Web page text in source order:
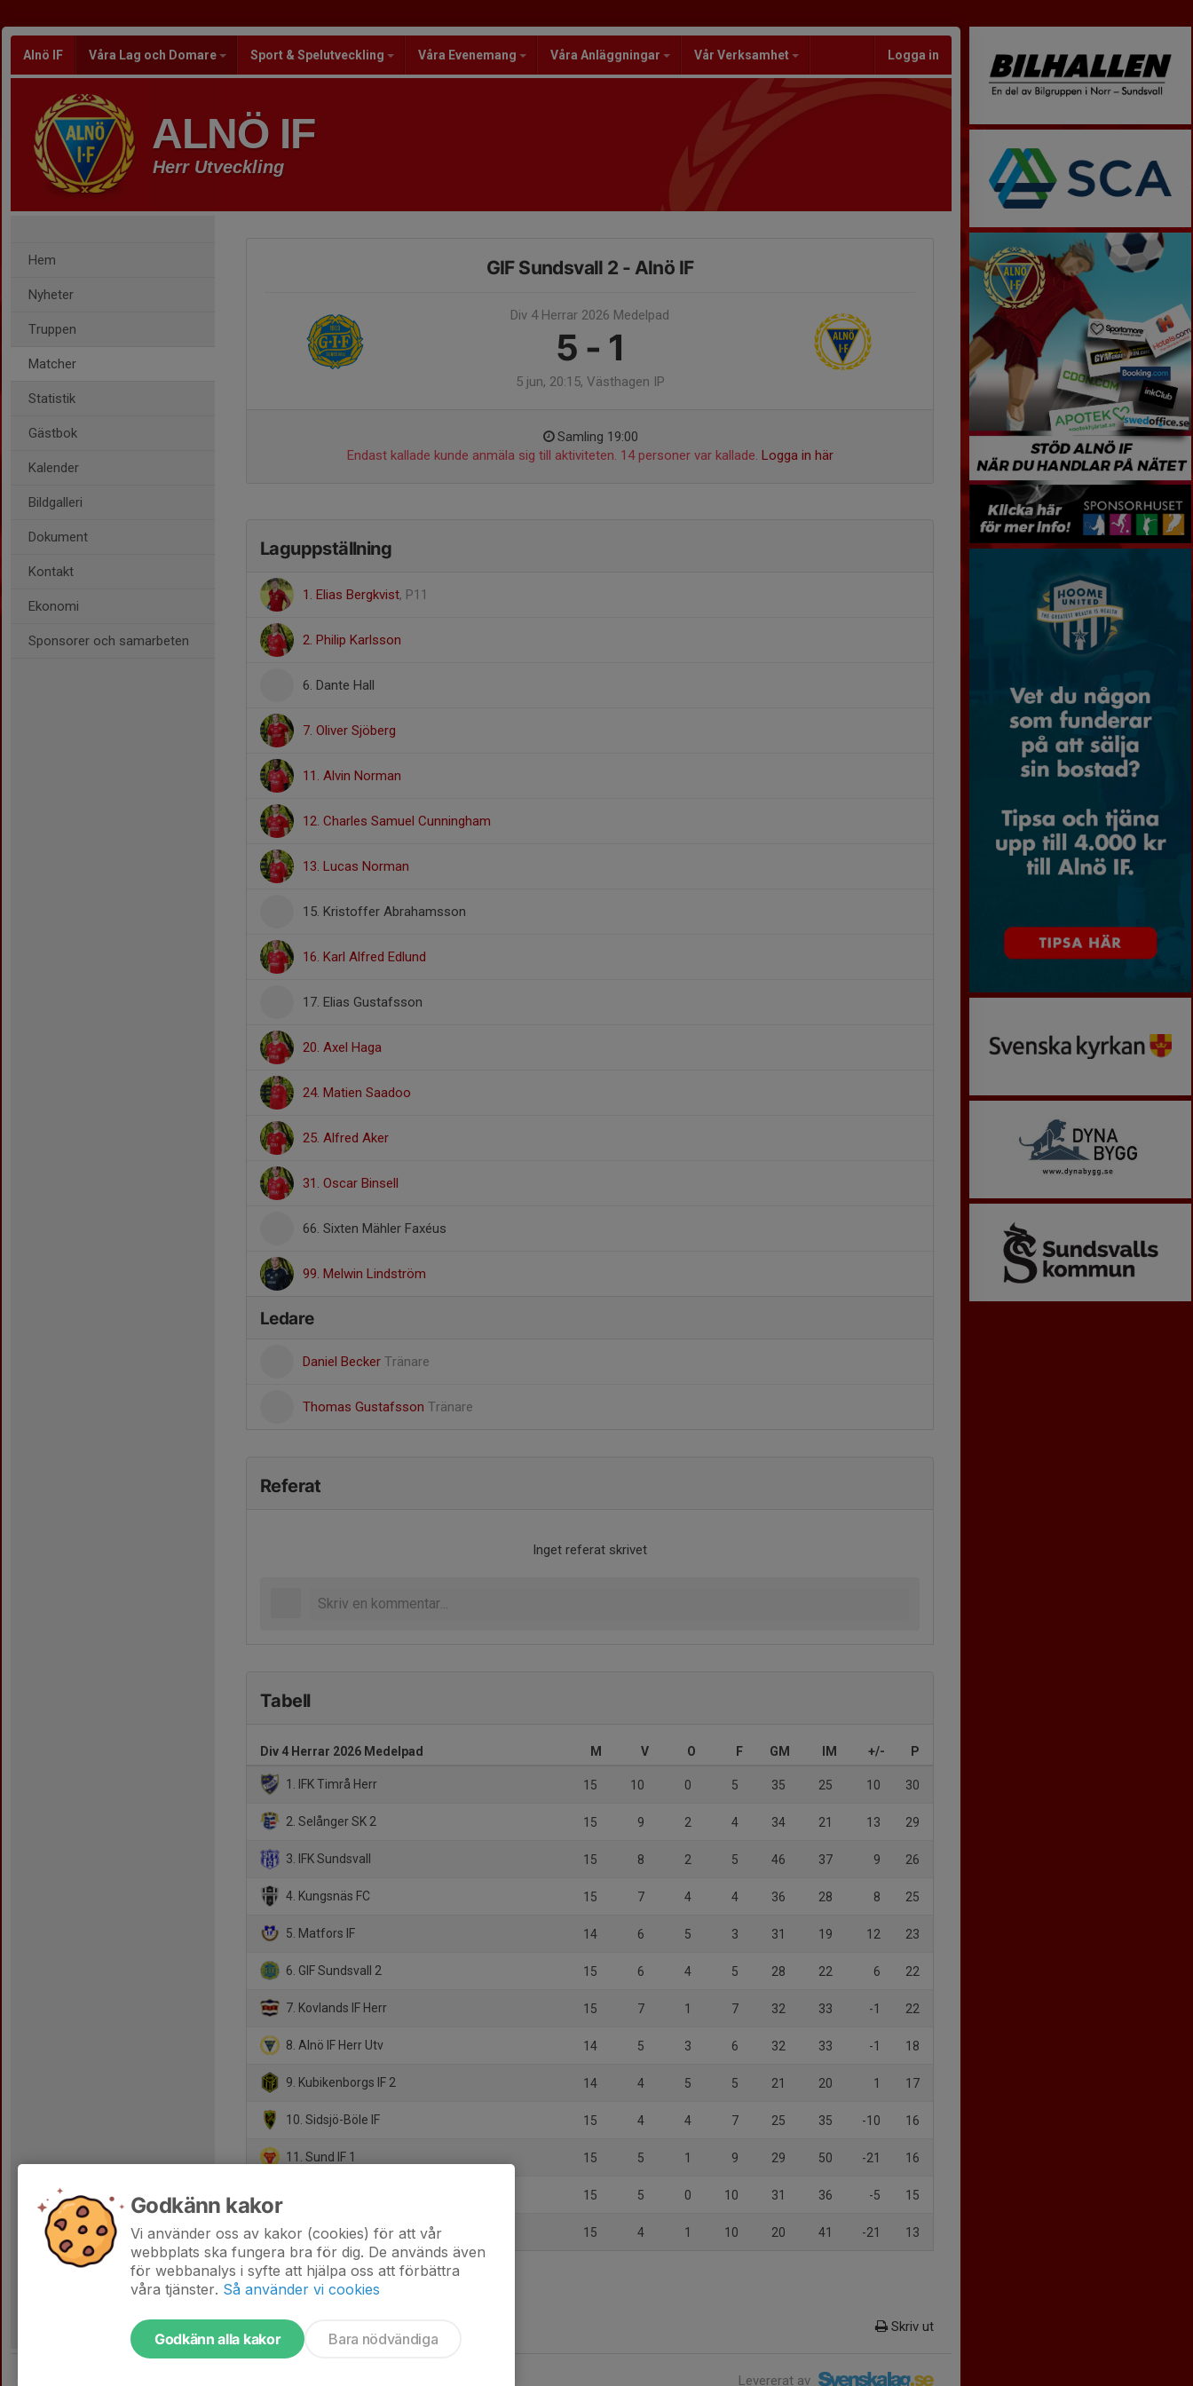
Alnö IF Våra Lag och Domare Sport & Spelutveckling Våra Evenemang Våra Anläggningar Vår Verksamhet Logga in
ALNÖ IF
Herr Utveckling
Hem
Nyheter
Truppen
Matcher
Statistik
Gästbok
Kalender
Bildgalleri
Dokument
Kontakt
Ekonomi
Sponsorer och samarbeten
GIF Sundsvall 2 - Alnö IF
Div 4 Herrar 2026 Medelpad
5 - 1
5 jun, 20:15, Västhagen IP
Samling 19:00
Endast kallade kunde anmäla sig till aktiviteten. 14 personer var kallade. Logga in här
Laguppställning
1. Elias Bergkvist, P11
2. Philip Karlsson
6. Dante Hall
7. Oliver Sjöberg
11. Alvin Norman
12. Charles Samuel Cunningham
13. Lucas Norman
15. Kristoffer Abrahamsson
16. Karl Alfred Edlund
17. Elias Gustafsson
20. Axel Haga
24. Matien Saadoo
25. Alfred Aker
31. Oscar Binsell
66. Sixten Mähler Faxéus
99. Melwin Lindström
Ledare
Daniel Becker Tränare
Thomas Gustafsson Tränare
Referat
Inget referat skrivet
Tabell
Div 4 Herrar 2026 Medelpad M V O F GM IM +/- P
1. IFK Timrå Herr 15 10 0 5 35 25 10 30
2. Selånger SK 2 15 9 2 4 34 21 13 29
3. IFK Sundsvall 15 8 2 5 46 37 9 26
4. Kungsnäs FC 15 7 4 4 36 28 8 25
5. Matfors IF 14 6 5 3 31 19 12 23
6. GIF Sundsvall 2 15 6 4 5 28 22 6 22
7. Kovlands IF Herr 15 7 1 7 32 33 -1 22
8. Alnö IF Herr Utv 14 5 3 6 32 33 -1 18
9. Kubikenborgs IF 2 14 4 5 5 21 20 1 17
10. Sidsjö-Böle IF 15 4 4 7 25 35 -10 16
11. Sund IF 1 15 5 1 9 29 50 -21 16
15 5 0 10 31 36 -5 15
13. FC Kraftfull 15 4 1 10 20 41 -21 13
Skriv ut
Levererat av
Godkänn kakor
Vi använder oss av kakor (cookies) för att vår
webbplats ska fungera bra för dig. De används även
för webbanalys i syfte att hjälpa oss att förbättra
våra tjänster. Så använder vi cookies
Godkänn alla kakor Bara nödvändiga